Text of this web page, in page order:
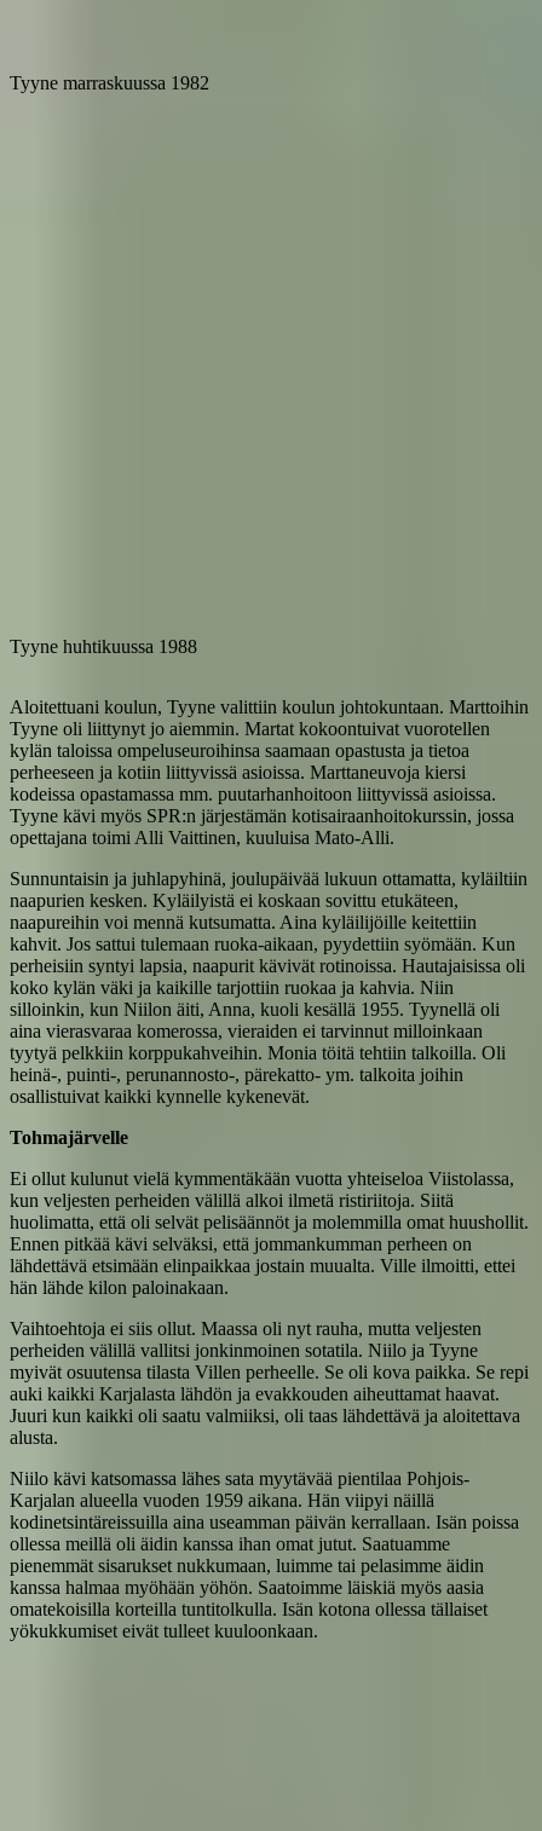
Tyyne marraskuussa 1982
Tyyne huhtikuussa 1988
Aloitettuani koulun, Tyyne valittiin koulun johtokuntaan. Marttoihin
Tyyne oli liittynyt jo aiemmin. Martat kokoontuivat vuorotellen
kylän taloissa ompeluseuroihinsa saamaan opastusta ja tietoa
perheeseen ja kotiin liittyvissä asioissa. Marttaneuvoja kiersi
kodeissa opastamassa mm. puutarhanhoitoon liittyvissä asioissa.
Tyyne kävi myös SPR:n järjestämän kotisairaanhoitokurssin, jossa
opettajana toimi Alli Vaittinen, kuuluisa Mato-Alli.
Sunnuntaisin ja juhlapyhinä, joulupäivää lukuun ottamatta, kyläiltiin
naapurien kesken. Kyläilyistä ei koskaan sovittu etukäteen,
naapureihin voi mennä kutsumatta. Aina kyläilijöille keitettiin
kahvit. Jos sattui tulemaan ruoka-aikaan, pyydettiin syömään. Kun
perheisiin syntyi lapsia, naapurit kävivät rotinoissa. Hautajaisissa oli
koko kylän väki ja kaikille tarjottiin ruokaa ja kahvia. Niin
silloinkin, kun Niilon äiti, Anna, kuoli kesällä 1955. Tyynellä oli
aina vierasvaraa komerossa, vieraiden ei tarvinnut milloinkaan
tyytyä pelkkiin korppukahveihin. Monia töitä tehtiin talkoilla. Oli
heinä-, puinti-, perunannosto-, pärekatto- ym. talkoita joihin
osallistuivat kaikki kynnelle kykenevät.
Tohmajärvelle
Ei ollut kulunut vielä kymmentäkään vuotta yhteiseloa Viistolassa,
kun veljesten perheiden välillä alkoi ilmetä ristiriitoja. Siitä
huolimatta, että oli selvät pelisäännöt ja molemmilla omat huushollit.
Ennen pitkää kävi selväksi, että jommankumman perheen on
lähdettävä etsimään elinpaikkaa jostain muualta. Ville ilmoitti, ettei
hän lähde kilon paloinakaan.
Vaihtoehtoja ei siis ollut. Maassa oli nyt rauha, mutta veljesten
perheiden välillä vallitsi jonkinmoinen sotatila. Niilo ja Tyyne
myivät osuutensa tilasta Villen perheelle. Se oli kova paikka. Se repi
auki kaikki Karjalasta lähdön ja evakkouden aiheuttamat haavat.
Juuri kun kaikki oli saatu valmiiksi, oli taas lähdettävä ja aloitettava
alusta.
Niilo kävi katsomassa lähes sata myytävää pientilaa Pohjois-
Karjalan alueella vuoden 1959 aikana. Hän viipyi näillä
kodinetsintäreissuilla aina useamman päivän kerrallaan. Isän poissa
ollessa meillä oli äidin kanssa ihan omat jutut. Saatuamme
pienemmät sisarukset nukkumaan, luimme tai pelasimme äidin
kanssa halmaa myöhään yöhön. Saatoimme läiskiä myös aasia
omatekoisilla korteilla tuntitolkulla. Isän kotona ollessa tällaiset
yökukkumiset eivät tulleet kuuloonkaan.